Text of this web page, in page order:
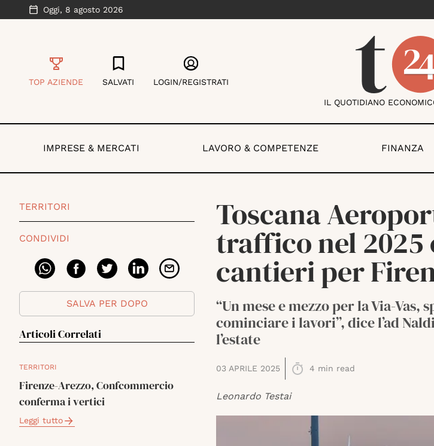
Oggi, 8 agosto 2026
TOP AZIENDE SALVATI LOGIN/REGISTRATI
IL QUOTIDIANO
IMPRESE & MERCATI LAVORO & COMPETENZE FINANZA
TERRITORI
CONDIVIDI
SALVA PER DOPO
Articoli Correlati
TERRITORI
Firenze-Arezzo, Confcommercio
conferma i vertici
Leggi tutto
Toscana
traffico nel 2025
cantieri per
“Un mese e mezzo per la Via-Vas,
cominciare i lavori”, dice l’ad
l’estate
03 APRILE 2025 4 min read
Leonardo Testai